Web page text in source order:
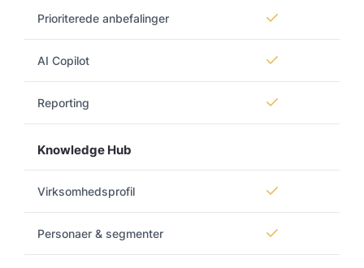
Prioriterede anbefalinger
AI Copilot
Reporting
Knowledge Hub
Virksomhedsprofil
Personaer & segmenter